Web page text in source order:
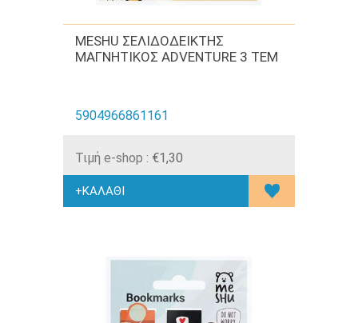
MESHU ΣΕΛΙΔΟΔΕΙΚΤΗΣ
ΜΑΓΝΗΤΙΚΟΣ ADVENTURE 3 TEM
5904966861161
Τιμή e-shop : €1,30